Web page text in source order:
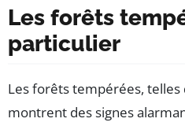
Les forêts
particulier
Les forêts tempérées, telles
montrent des signes